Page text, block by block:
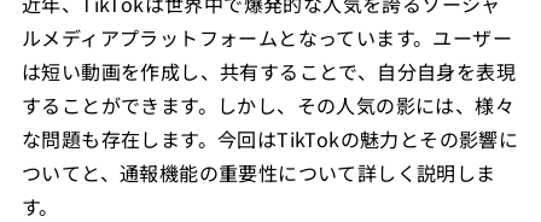
ルメディアプラットフォームとなっています。ユーザー
は短い動画を作成し、共有することで、自分自身を表現
することができます。しかし、その人気の影には、様々
な問題も存在します。今回はTikTokの魅力とその影響に
ついてと、通報機能の重要性について詳しく説明しま
す。